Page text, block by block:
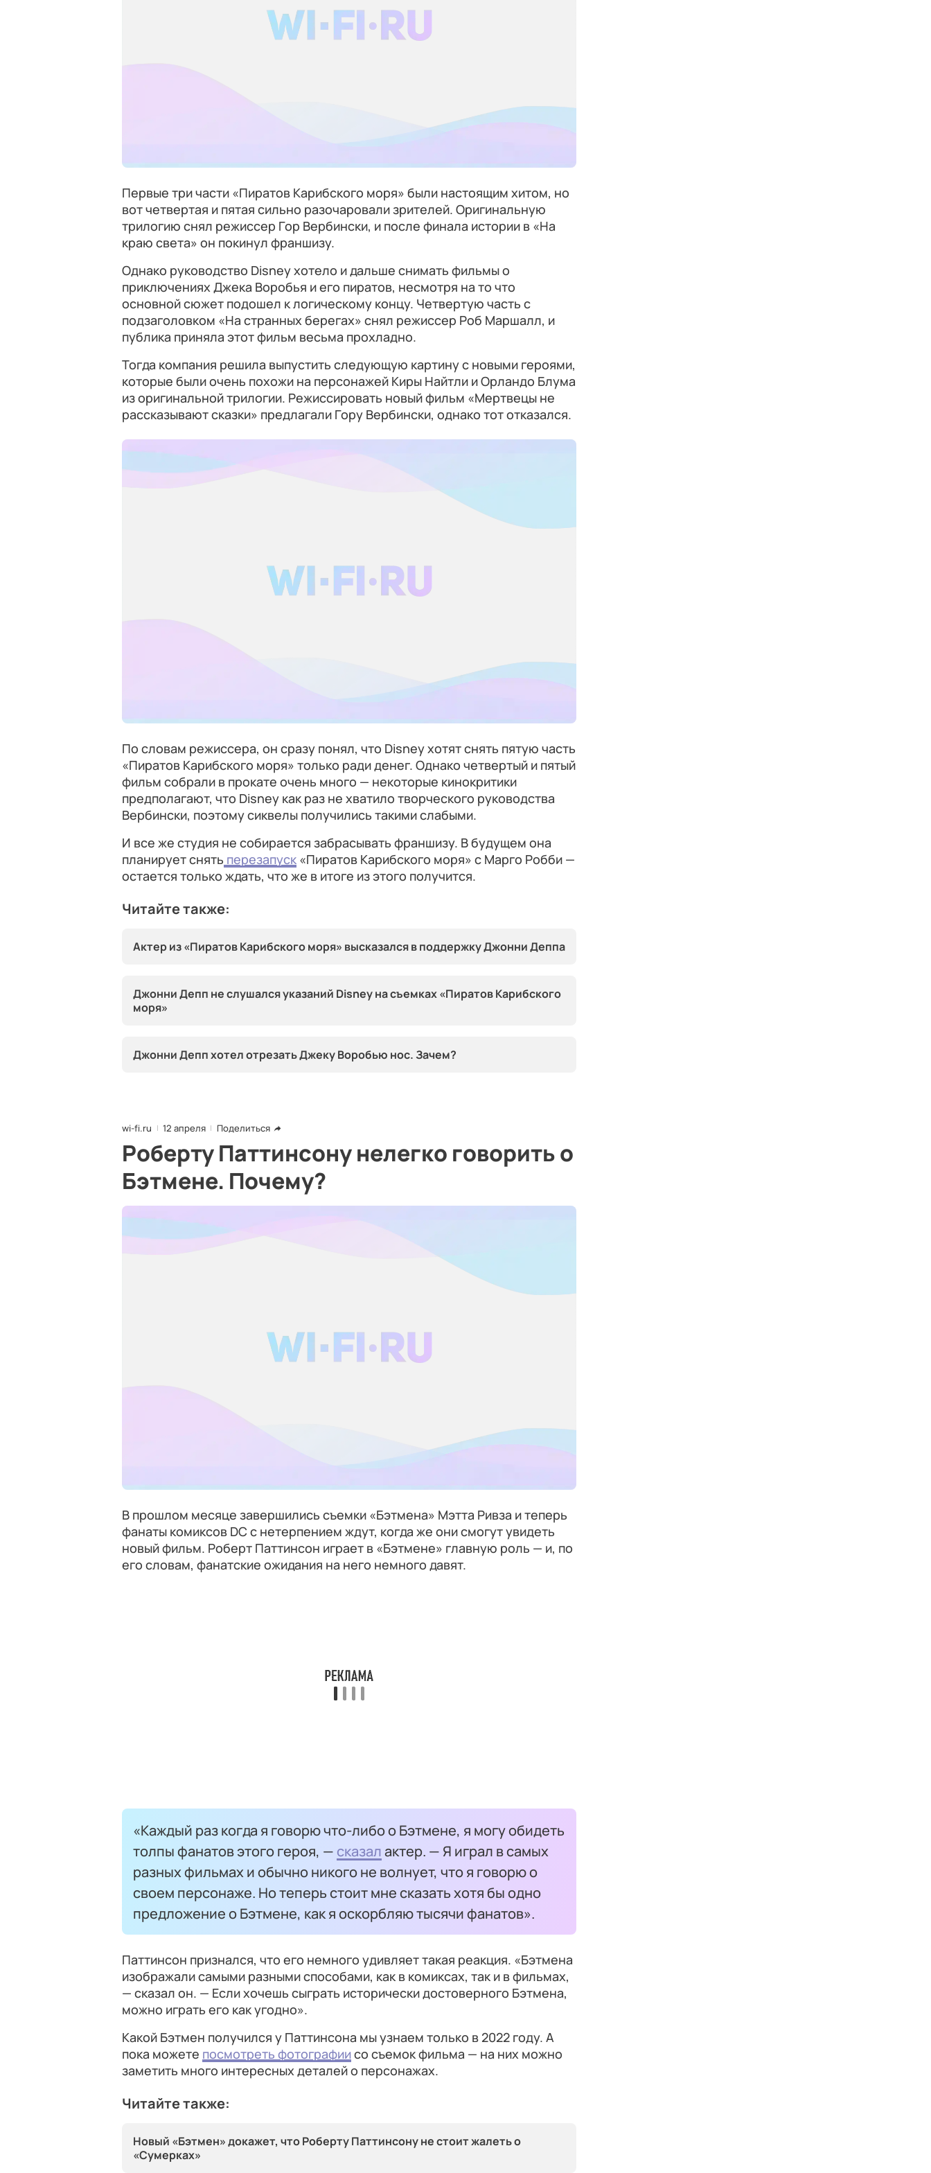
Первые три части «Пиратов Карибского моря» были настоящим хитом, но
вот четвертая и пятая сильно разочаровали зрителей. Оригинальную
трилогию снял режиссер Гор Вербински, и после финала истории в «На
краю света» он покинул франшизу.
Однако руководство Disney хотело и дальше снимать фильмы о
приключениях Джека Воробья и его пиратов, несмотря на то что
основной сюжет подошел к логическому концу. Четвертую часть с
подзаголовком «На странных берегах» снял режиссер Роб Маршалл, и
публика приняла этот фильм весьма прохладно.
Тогда компания решила выпустить следующую картину с новыми героями,
которые были очень похожи на персонажей Киры Найтли и Орландо Блума
из оригинальной трилогии. Режиссировать новый фильм «Мертвецы не
рассказывают сказки» предлагали Гору Вербински, однако тот отказался.
По словам режиссера, он сразу понял, что Disney хотят снять пятую часть
«Пиратов Карибского моря» только ради денег. Однако четвертый и пятый
фильм собрали в прокате очень много — некоторые кинокритики
предполагают, что Disney как раз не хватило творческого руководства
Вербински, поэтому сиквелы получились такими слабыми.
И все же студия не собирается забрасывать франшизу. В будущем она
планирует снять перезапуск «Пиратов Карибского моря» с Марго Робби —
остается только ждать, что же в итоге из этого получится.
Читайте также:
Актер из «Пиратов Карибского моря» высказался в поддержку Джонни Деппа
Джонни Депп не слушался указаний Disney на съемках «Пиратов Карибского
моря»
Джонни Депп хотел отрезать Джеку Воробью нос. Зачем?
wi-fi.ru 12 апреля Поделиться
Роберту Паттинсону нелегко говорить о
Бэтмене. Почему?
В прошлом месяце завершились съемки «Бэтмена» Мэтта Ривза и теперь
фанаты комиксов DC с нетерпением ждут, когда же они смогут увидеть
новый фильм. Роберт Паттинсон играет в «Бэтмене» главную роль — и, по
его словам, фанатские ожидания на него немного давят.
«Каждый раз когда я говорю что-либо о Бэтмене, я могу обидеть
толпы фанатов этого героя, — сказалактер. — Я играл в самых
разных фильмах и обычно никого не волнует, что я говорю о
своем персонаже. Но теперь стоит мне сказать хотя бы одно
предложение о Бэтмене, как я оскорбляю тысячи фанатов».
Паттинсон признался, что его немного удивляет такая реакция. «Бэтмена
изображали самыми разными способами, как в комиксах, так и в фильмах,
— сказал он. — Если хочешь сыграть исторически достоверного Бэтмена,
можно играть его как угодно».
Какой Бэтмен получился у Паттинсона мы узнаем только в 2022 году. А
пока можете посмотреть фотографиисо съемок фильма — на них можно
заметить много интересных деталей о персонажах.
Читайте также:
Новый «Бэтмен» докажет, что Роберту Паттинсону не стоит жалеть о
«Сумерках»